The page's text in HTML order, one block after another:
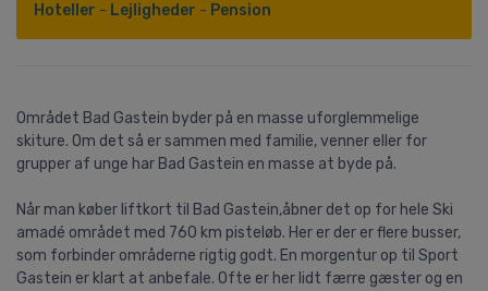
Hoteller - Lejligheder - Pension
Området Bad Gastein byder på en masse uforglemmelige
skiture. Om det så er sammen med familie, venner eller for
grupper af unge har Bad Gastein en masse at byde på.
Når man køber liftkort til Bad Gastein,åbner det op for hele Ski
amadé området med 760 km pisteløb. Her er der er flere busser,
som forbinder områderne rigtig godt. En morgentur op til Sport
Gastein er klart at anbefale. Ofte er her lidt færre gæster og en